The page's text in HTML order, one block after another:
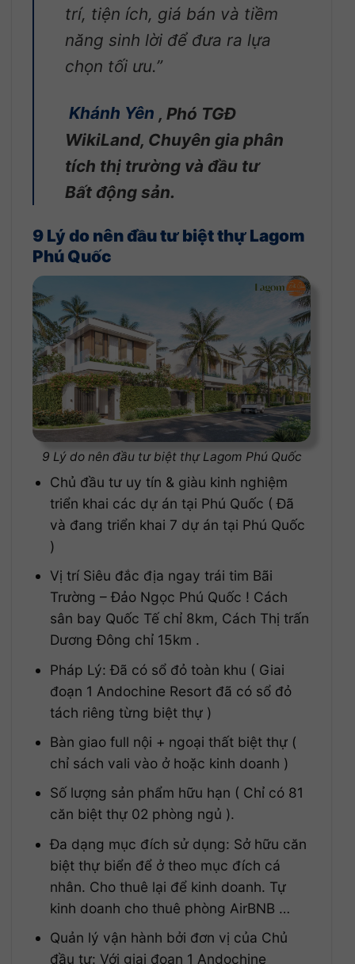
trí, tiện ích, giá bán và tiềm
năng sinh lời để đưa ra lựa
chọn tối ưu.”
Khánh Yên , Phó TGĐ
WikiLand, Chuyên gia phân
tích thị trường và đầu tư
Bất động sản.
9 Lý do nên đầu tư biệt thự Lagom
Phú Quốc
9 Lý do nên đầu tư biệt thự Lagom Phú Quốc
Chủ đầu tư uy tín & giàu kinh nghiệm
triển khai các dự án tại Phú Quốc ( Đã
và đang triển khai 7 dự án tại Phú Quốc
)
Vị trí Siêu đắc địa ngay trái tim Bãi
Trường – Đảo Ngọc Phú Quốc ! Cách
sân bay Quốc Tế chỉ 8km, Cách Thị trấn
Dương Đông chỉ 15km .
Pháp Lý: Đã có sổ đỏ toàn khu ( Giai
đoạn 1 Andochine Resort đã có sổ đỏ
tách riêng từng biệt thự )
Bàn giao full nội + ngoại thất biệt thự (
chỉ sách vali vào ở hoặc kinh doanh )
Số lượng sản phẩm hữu hạn ( Chỉ có 81
căn biệt thự 02 phòng ngủ ).
Đa dạng mục đích sử dụng: Sở hữu căn
biệt thự biển để ở theo mục đích cá
nhân. Cho thuê lại để kinh doanh. Tự
kinh doanh cho thuê phòng AirBNB …
Quản lý vận hành bởi đơn vị của Chủ
đầu tư: Với giai đoạn 1 Andochine